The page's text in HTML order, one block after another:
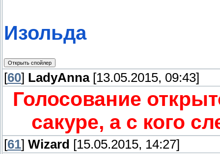
Изольда
[60] LadyAnna[13.05.2015, 09:43]
Голосование
сакуре, а с кого
[61] Wizard [15.05.2015, 14:27]